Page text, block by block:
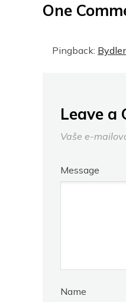
One
Pingback:
Leave a
Vaše e-
Message
Name